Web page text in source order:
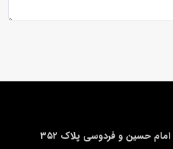
حسین و فردوسی پلاک ۳۵۲